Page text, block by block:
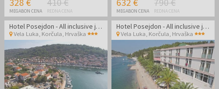
MEGABON CENA REDNA CENA MEGABON CENA REDNA CENA
Hotel Posejdon - All inclusive jesen na Korčuli
Vela Luka, Korčula, Hrvaška
Hotel Posejdon - All inclusive jesen na Korčuli
Vela Luka, Korčula, Hrvaška